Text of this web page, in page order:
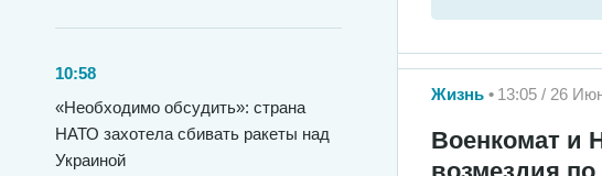
10:58
«Необходимо обсудить»: страна
НАТО захотела сбивать ракеты над
Украиной
Жизнь 13:05 / 26
Военкомат и